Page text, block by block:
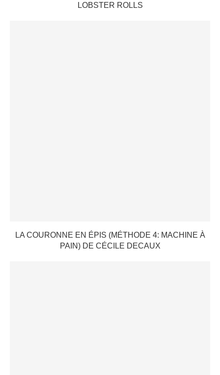
LOBSTER ROLLS
LA COURONNE EN ÉPIS (MÉTHODE 4: MACHINE À
PAIN) DE CÉCILE DECAUX